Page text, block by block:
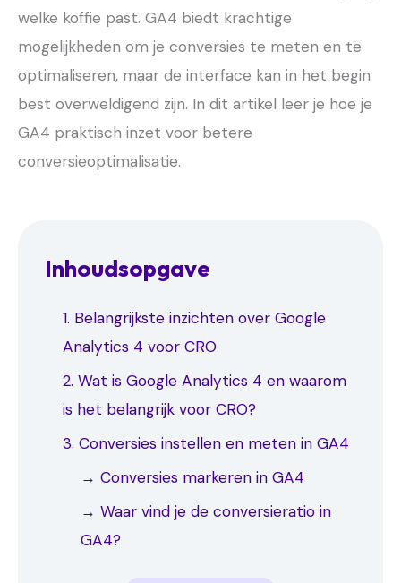
welke koffie past. GA4 biedt krachtige
mogelijkheden om je conversies te meten en te
optimaliseren, maar de interface kan in het begin
best overweldigend zijn. In dit artikel leer je hoe je
GA4 praktisch inzet voor betere
conversieoptimalisatie.
Inhoudsopgave
1. Belangrijkste inzichten over Google
Analytics 4 voor CRO
2. Wat is Google Analytics 4 en waarom
is het belangrijk voor CRO?
3. Conversies instellen en meten in GA4
→ Conversies markeren in GA4
→ Waar vind je de conversieratio in
GA4?